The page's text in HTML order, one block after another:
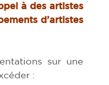
à des artistes
d’artistes
sur une
: